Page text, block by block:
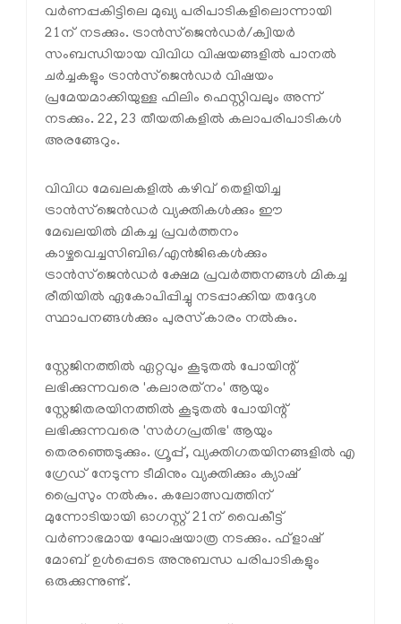
വര്‍ണപ്പകിട്ടിലെ മുഖ്യ പരിപാടികളിലൊന്നായി
21ന് നടക്കും. ട്രാന്‍സ്‌ജെന്‍ഡര്‍/ക്വിയര്‍
സംബന്ധിയായ വിവിധ വിഷയങ്ങളില്‍ പാനല്‍
ചര്‍ച്ചകളും ട്രാന്‍സ്‌ജെന്‍ഡര്‍ വിഷയം
പ്രമേയമാക്കിയുള്ള ഫിലിം ഫെസ്റ്റിവലും അന്ന്
നടക്കും. 22, 23 തീയതികളില്‍ കലാപരിപാടികള്‍
അരങ്ങേറും.
വിവിധ മേഖലകളില്‍ കഴിവ് തെളിയിച്ച
ട്രാന്‍സ്‌ജെന്‍ഡര്‍ വ്യക്തികള്‍ക്കും ഈ
മേഖലയില്‍ മികച്ച പ്രവര്‍ത്തനം
കാഴ്ചവെച്ചസിബിഒ/എന്‍ജിഒകള്‍ക്കും
ട്രാന്‍സ്‌ജെന്‍ഡര്‍ ക്ഷേമ പ്രവര്‍ത്തനങ്ങള്‍ മികച്ച
രീതിയില്‍ ഏകോപിപ്പിച്ചു നടപ്പാക്കിയ തദ്ദേശ
സ്ഥാപനങ്ങള്‍ക്കും പുരസ്‌കാരം നല്‍കും.
സ്റ്റേജിനത്തില്‍ ഏറ്റവും കൂടുതല്‍ പോയിന്റ്
ലഭിക്കുന്നവരെ 'കലാരത്‌നം' ആയും
സ്റ്റേജിതരയിനത്തില്‍ കൂടുതല്‍ പോയിന്റ്
ലഭിക്കുന്നവരെ 'സര്‍ഗപ്രതിഭ' ആയും
തെരഞ്ഞെടുക്കും. ഗ്രൂപ്പ്, വ്യക്തിഗതയിനങ്ങളില്‍ എ
ഗ്രേഡ് നേടുന്ന ടീമിനും വ്യക്തിക്കും ക്യാഷ്
പ്രൈസും നല്‍കും. കലോത്സവത്തിന്
മുന്നോടിയായി ഓഗസ്റ്റ് 21ന് വൈകീട്ട്
വര്‍ണാഭമായ ഘോഷയാത്ര നടക്കും. ഫ്‌ളാഷ്
മോബ് ഉള്‍പ്പെടെ അനുബന്ധ പരിപാടികളും
ഒരുക്കുന്നുണ്ട്.